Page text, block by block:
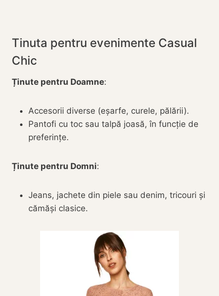
Tinuta pentru evenimente Casual
Chic
Ținute pentru Doamne:
Accesorii diverse (eșarfe, curele, pălării).
Pantofi cu toc sau talpă joasă, în funcție de
preferințe.
Ținute pentru Domni:
Jeans, jachete din piele sau denim, tricouri și
cămăși clasice.